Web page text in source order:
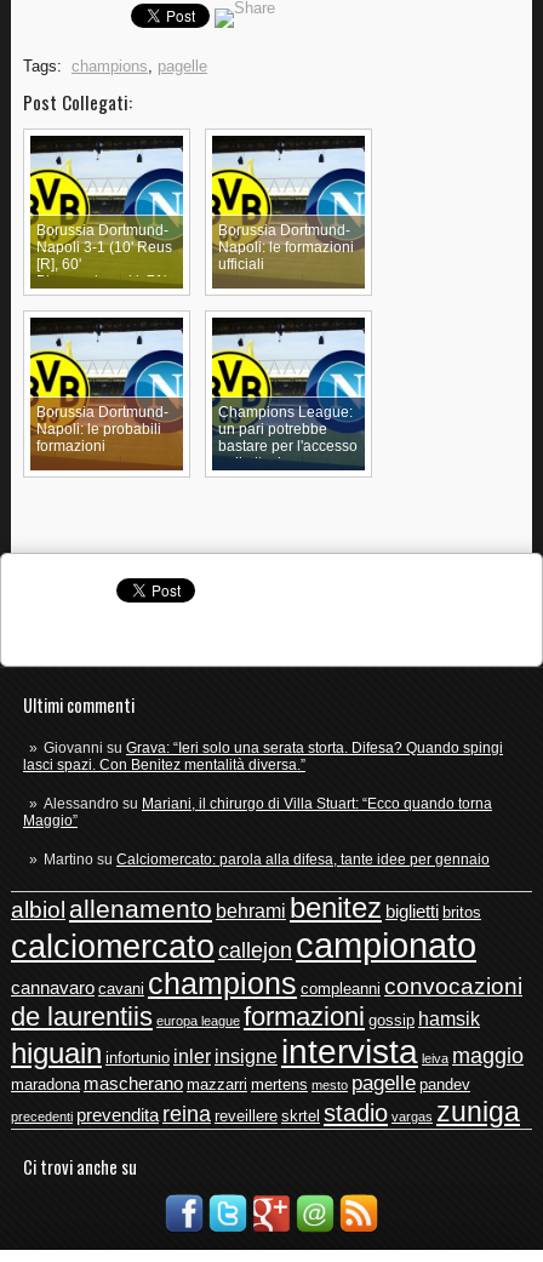
Tags: champions, pagelle
Post Collegati:
Borussia Dortmund-
Napoli 3-1 (10' Reus
[R], 60'
Błaszczykowski, 71'
Insigne, 78'
Aubameyang)
Borussia Dortmund-
Napoli: le formazioni
ufficiali
Borussia Dortmund-
Napoli: le probabili
formazioni
Champions League:
un pari potrebbe
bastare per l'accesso
agli ottavi
Ultimi commenti
Giovanni su Grava: “Ieri solo una serata storta. Difesa? Quando spingi
lasci spazi. Con Benitez mentalità diversa.”
Alessandrosu Mariani, il chirurgo di Villa Stuart: “Ecco quando torna
Maggio”
Martinosu Calciomercato: parola alla difesa, tante idee per gennaio
albiol allenamento behrami benitez biglietti britos
calciomercato callejon campionato
cannavaro cavani champions compleanni convocazioni
de laurentiis europa league formazioni gossip hamsik
higuain infortunio inler insigne intervista leiva maggio
maradona mascherano mazzarri mertens mesto pagelle pandev
precedenti prevendita reina reveillere skrtel stadio vargas zuniga
Ci trovi anche su